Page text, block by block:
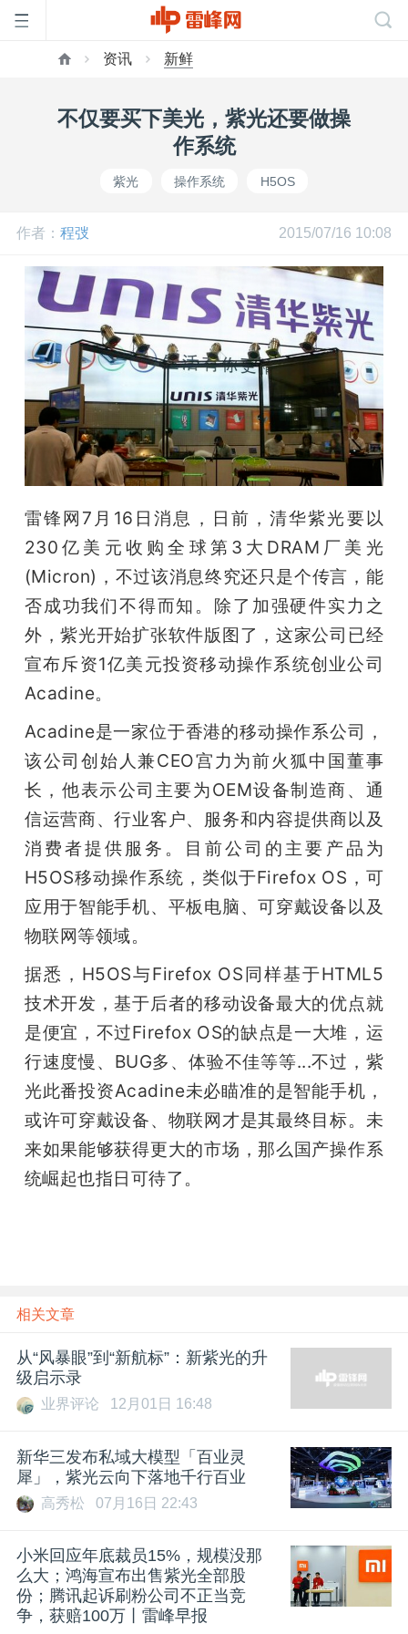
网
公
开
课
活
动
中
心
GAIR
专
题
爱
机
资讯 新鲜
不仅要买下美光，紫光还要做操
作系统
紫光 操作系统 H5OS
作者： 程弢 2015/07/16 10:08
雷锋网7月16日消息，日前，清华紫光要以
230亿美元收购全球第3大DRAM厂美光
(Micron)，不过该消息终究还只是个传言，能
否成功我们不得而知。除了加强硬件实力之
外，紫光开始扩张软件版图了，这家公司已经
宣布斥资1亿美元投资移动操作系统创业公司
Acadine。
Acadine是一家位于香港的移动操作系公司，
该公司创始人兼CEO宫力为前火狐中国董事
长，他表示公司主要为OEM设备制造商、通
信运营商、行业客户、服务和内容提供商以及
消费者提供服务。目前公司的主要产品为
H5OS移动操作系统，类似于Firefox OS，可
应用于智能手机、平板电脑、可穿戴设备以及
物联网等领域。
据悉，H5OS与Firefox OS同样基于HTML5
技术开发，基于后者的移动设备最大的优点就
是便宜，不过Firefox OS的缺点是一大堆，运
行速度慢、BUG多、体验不佳等等...不过，紫
光此番投资Acadine未必瞄准的是智能手机，
或许可穿戴设备、物联网才是其最终目标。未
来如果能够获得更大的市场，那么国产操作系
统崛起也指日可待了。
相关文章
从“风暴眼”到“新航标”：新紫光的升
级启示录
业界评论 12月01日 16:48
新华三发布私域大模型「百业灵
犀」，紫光云向下落地千行百业
高秀松 07月16日 22:43
小米回应年底裁员15%，规模没那
么大；鸿海宣布出售紫光全部股
份；腾讯起诉刷粉公司不正当竞
争，获赔100万丨雷峰早报